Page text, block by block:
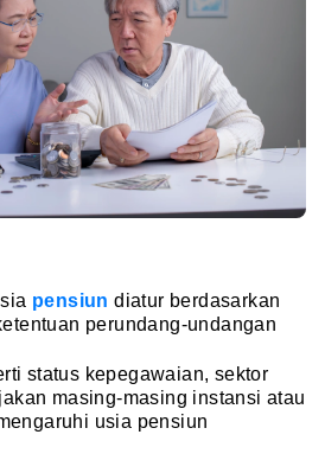
pensiun diatur berdasarkan
perundang-undangan
status kepegawaian, sektor
masing-masing instansi atau
usia pensiun